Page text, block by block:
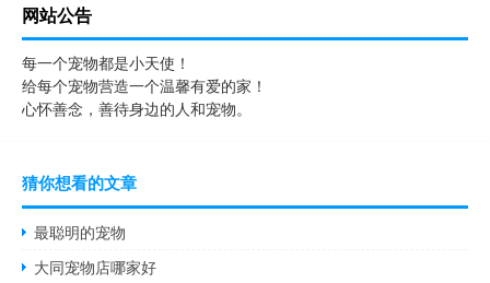
网站公告
每一个宠物都是小天使！
给每个宠物营造一个温馨有爱的家！
心怀善念，善待身边的人和宠物。
猜你想看的文章
最聪明的宠物
大同宠物店哪家好